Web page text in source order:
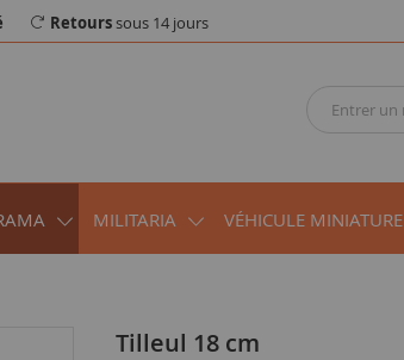
Retourssous 14 jours
MILITARIA VÉHICULE MINIATURE
Tilleul 18 cm